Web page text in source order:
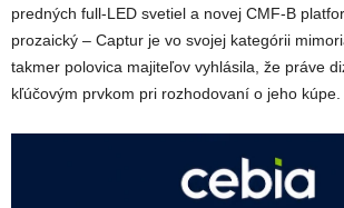
predných full-LED svetiel a novej CMF-B
prozaický – Captur je vo svojej kategórii
takmer polovica majiteľov vyhlásila, že práve
kľúčovým prvkom pri rozhodovaní o jeho kúpe.